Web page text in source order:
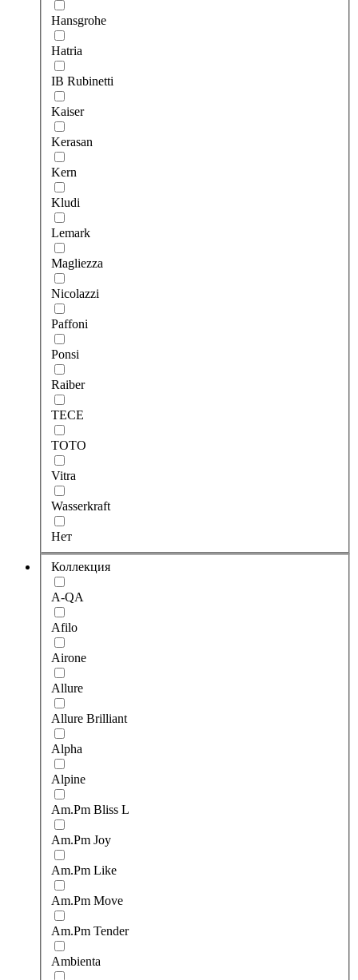
Hansgrohe
Hatria
IB Rubinetti
Kaiser
Kerasan
Kern
Kludi
Lemark
Magliezza
Nicolazzi
Paffoni
Ponsi
Raiber
TECE
TOTO
Vitra
Wasserkraft
Нет
Коллекция
A-QA
Afilo
Airone
Allure
Allure Brilliant
Alpha
Alpine
Am.Pm Bliss L
Am.Pm Joy
Am.Pm Like
Am.Pm Move
Am.Pm Tender
Ambienta